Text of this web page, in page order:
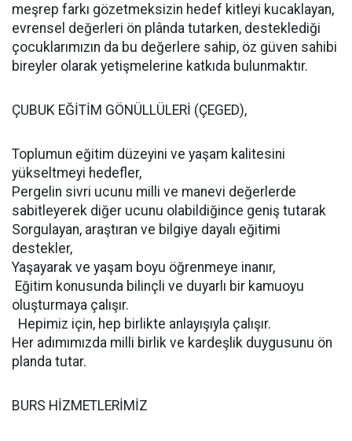
meşrep farkı gözetmeksizin hedef kitleyi kucaklayan,
evrensel değerleri ön plânda tutarken, desteklediği
çocuklarımızın da bu değerlere sahip, öz güven sahibi
bireyler olarak yetişmelerine katkıda bulunmaktır.
ÇUBUK EĞİTİM GÖNÜLLÜLERİ (ÇEGED),
Toplumun eğitim düzeyini ve yaşam kalitesini
yükseltmeyi hedefler,
Pergelin sivri ucunu milli ve manevi değerlerde
sabitleyerek diğer ucunu olabildiğince geniş tutarak
Sorgulayan, araştıran ve bilgiye dayalı eğitimi
destekler,
Yaşayarak ve yaşam boyu öğrenmeye inanır,
Eğitim konusunda bilinçli ve duyarlı bir kamuoyu
oluşturmaya çalışır.
Hepimiz için, hep birlikte anlayışıyla çalışır.
Her adımımızda milli birlik ve kardeşlik duygusunu ön
planda tutar.
BURS HİZMETLERİMİZ